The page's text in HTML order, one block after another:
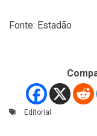
Fonte: Estadão
Editorial